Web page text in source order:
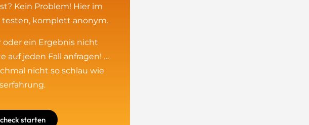
Kein Problem! Hier im
testen, komplett anonym.
oder ein Ergebnis nicht
auf jeden Fall anfragen! …
nicht so schlau wie
starten